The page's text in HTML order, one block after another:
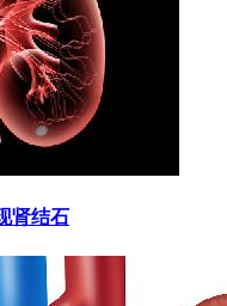
肾结石